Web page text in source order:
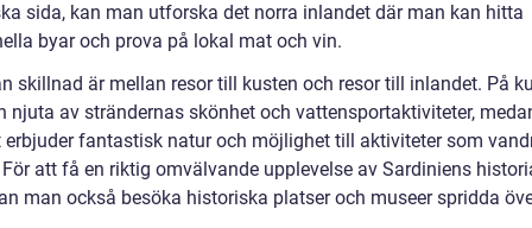
sida, kan man utforska det norra inlandet där man kan hitta
byar och prova på lokal mat och vin.
skillnad är mellan resor till kusten och resor till inlandet. På
njuta av strändernas skönhet och vattensportaktiviteter,
erbjuder fantastisk natur och möjlighet till aktiviteter som
att få en riktig omvälvande upplevelse av Sardiniens
man också besöka historiska platser och museer spridda